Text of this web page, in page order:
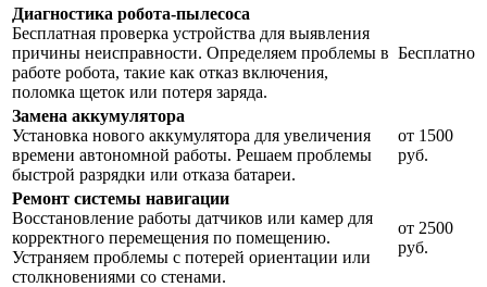
Диагностика робота-пылесоса
Бесплатная проверка устройства для выявления
причины неисправности. Определяем проблемы в
работе робота, такие как отказ включения,
поломка щеток или потеря заряда.
Бесплатно
Замена аккумулятора
Установка нового аккумулятора для увеличения
времени автономной работы. Решаем проблемы
быстрой разрядки или отказа батареи.
от 1500
руб.
Ремонт системы навигации
Восстановление работы датчиков или камер для
корректного перемещения по помещению.
Устраняем проблемы с потерей ориентации или
столкновениями со стенами.
от 2500
руб.